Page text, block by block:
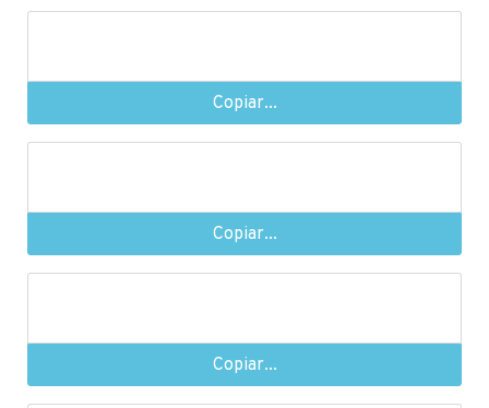
Copiar...
Copiar...
Copiar...